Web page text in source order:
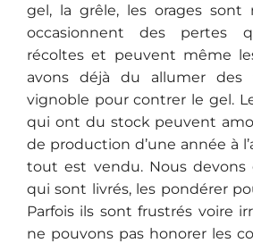
gel, la grêle, les orages sont
occasionnent des pertes
récoltes et peuvent même
avons déjà du allumer des
vignoble pour contrer le gel.
qui ont du stock peuvent
de production d’une année à
tout est vendu. Nous devons
qui sont livrés, les pondérer
Parfois ils sont frustrés voire
ne pouvons pas honorer les